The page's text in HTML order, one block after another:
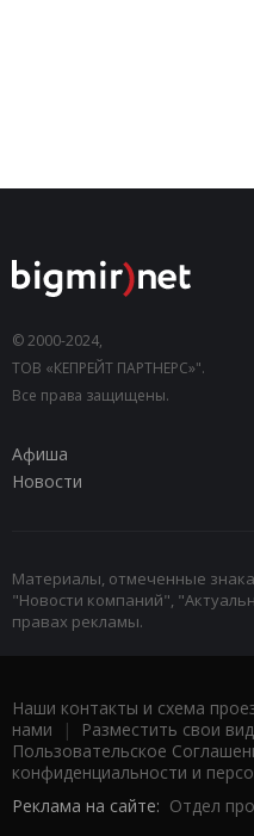
© 2000-2024,
ТОВ «КЕПРЕЙТ ПАРТНЕРС»".
Все права защищены.
Афиша
Новости
Материалы, отмеченные
"Новости компаний",
правах рекламы.
Наши контакты и схема
нами | Разместить свои
Пользовательское
конфиденциальности и
Реклама на сайте: Отдел